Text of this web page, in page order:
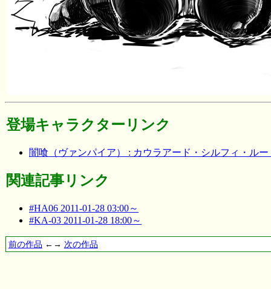
登場キャラクターリンク
闇喰（ヴァンパイア） : カウラアード・シルフィ・ル
関連記事リンク
#HA06 2011-01-28 03:00～
#KA-03 2011-01-28 18:00～
前の作品 ←→ 次の作品